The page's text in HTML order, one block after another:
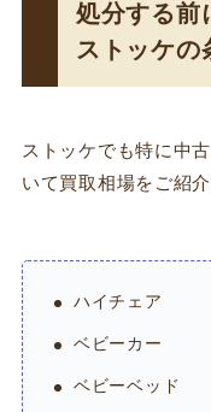
処分する前
ストッケの
ストッケでも特に中
いて買取相場をご紹
ハイチェア
ベビーカー
ベビーベッド